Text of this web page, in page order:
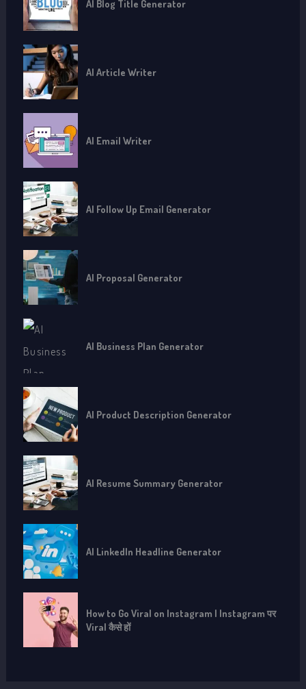
AI Blog Title Generator
AI Article Writer
AI Email Writer
AI Follow Up Email Generator
AI Proposal Generator
AI Business Plan Generator
AI Product Description Generator
AI Resume Summary Generator
AI LinkedIn Headline Generator
How to Go Viral on Instagram | Instagram पर
Viral कैसे हों